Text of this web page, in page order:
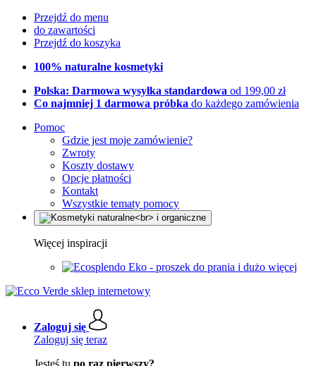
Przejdź do menu
do zawartości
Przejdź do koszyka
100% naturalne kosmetyki
Polska: Darmowa wysyłka standardowa od 199,00 zł
Co najmniej 1 darmowa próbka do każdego zamówienia
Pomoc
Gdzie jest moje zamówienie?
Zwroty
Koszty dostawy
Opcje płatności
Kontakt
Wszystkie tematy pomocy
Więcej inspiracji
Eko - proszek do prania i dużo więcej
Zaloguj się
Zaloguj się teraz
Jesteś tu po raz pierwszy?